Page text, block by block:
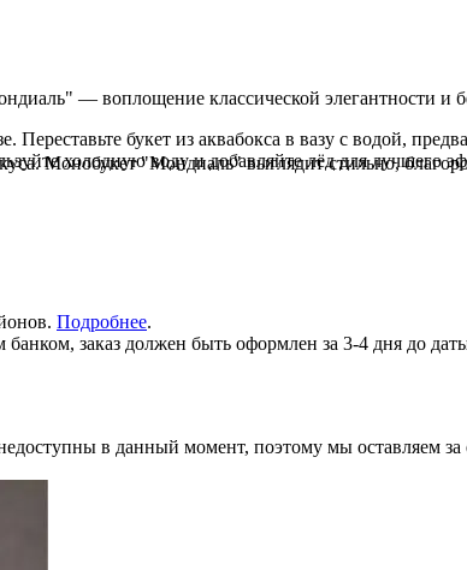
— воплощение классической элегантности и
Монобукет "Мондиаль" выглядит стильно,
букет из аквабокса в вазу с водой,
холодную воду и добавляйте лёд для лучшего
Подробнее.
заказ должен быть оформлен за 3-4 дня до
в данный момент, поэтому мы оставляем за